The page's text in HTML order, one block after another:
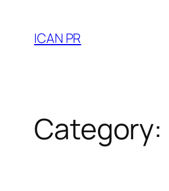
ICAN PR
Category: